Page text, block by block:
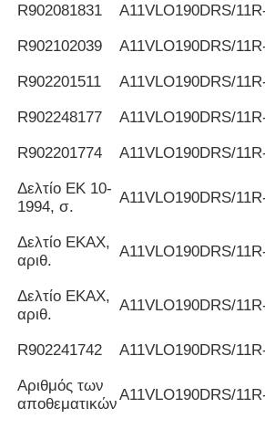
R902081831 Α11VLO190DRS/
R902102039 Α11VLO190DRS/
R902201511 Α11VLO190DRS/
R902248177 Α11VLO190DRS/
R902201774 Α11VLO190DRS/
Δελτίο ΕΚ 10-
1994, σ.
Α11VLO190DRS/
Δελτίο ΕΚΑΧ,
αριθ.
Α11VLO190DRS/
Δελτίο ΕΚΑΧ,
αριθ.
Α11VLO190DRS/
R902241742 Α11VLO190DRS/
Αριθμός των
αποθεματικών
Α11VLO190DRS/